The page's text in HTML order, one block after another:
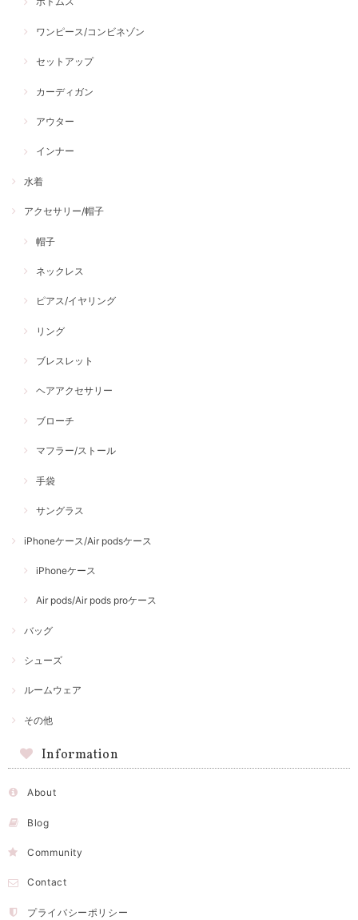
ワンピース/コンビネゾン
セットアップ
カーディガン
アウター
インナー
水着
アクセサリー/帽子
帽子
ネックレス
ピアス/イヤリング
リング
ブレスレット
ヘアアクセサリー
ブローチ
マフラー/ストール
手袋
サングラス
iPhoneケース/Air podsケース
iPhoneケース
Air pods/Air pods proケース
バッグ
シューズ
ルームウェア
その他
Information
About
Blog
Community
Contact
プライバシーポリシー